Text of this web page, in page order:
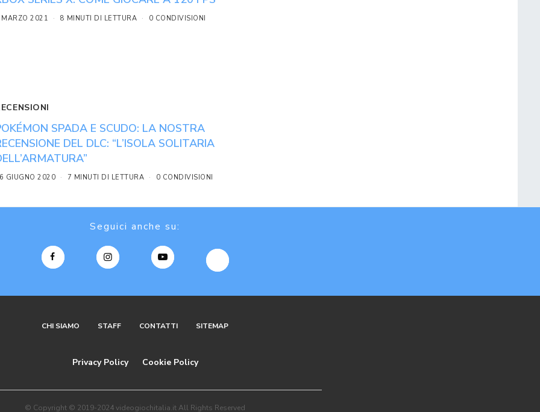
2021 8 MINUTI DI LETTURA 0 CONDIVISIONI
SPADA E SCUDO: LA NOSTRA
DEL DLC: “L’ISOLA SOLITARIA
GIUGNO 2020 7 MINUTI DI LETTURA 0 CONDIVISIONI
Seguici anche su:
CHI SIAMO STAFF CONTATTI SITEMAP
Privacy Policy Cookie Policy
© Copyright © 2019-2024 videogiochitalia.it All Rights Reserved